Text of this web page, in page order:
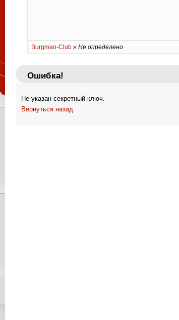
Burgman-Club» Не определено
Ошибка!
Не указан секретный ключ.
Вернуться назад